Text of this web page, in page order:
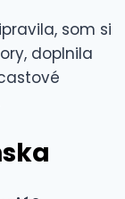
som si
doplnila